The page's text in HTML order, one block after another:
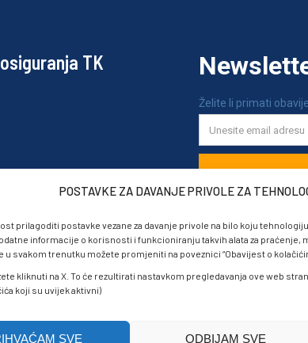
POSTAVKE ZA DAVANJE PRIVOLE ZA
prilagoditi postavke vezane za davanje privole na bilo koju
informacije o korisnosti i funkcioniranju takvih alata za praćenje,
u svakom trenutku možete promjeniti na poveznici “Obavijest o
kliknuti na X. To će rezultirati nastavkom pregledavanja ove web
koji su uvijek aktivni)
SVE ODBIJAM SVE
TK